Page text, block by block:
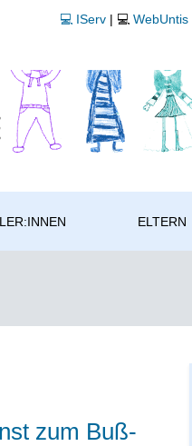
💻 IServ | 💻 WebUntis
ELTERN
zum Buß-